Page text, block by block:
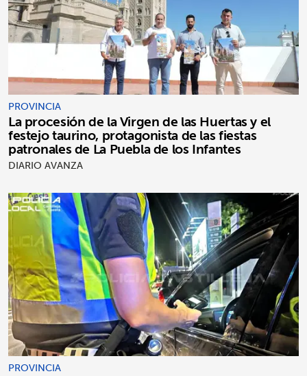
PROVINCIA
La procesión de la Virgen de las Huertas y el
festejo taurino, protagonista de las fiestas
patronales de La Puebla de los Infantes
DIARIO AVANZA
PROVINCIA